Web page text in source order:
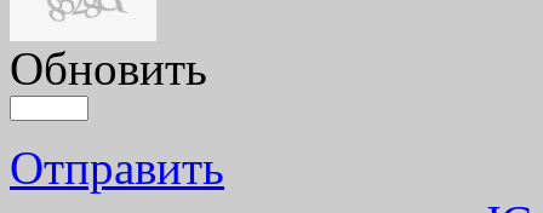
Обновить
Отправить